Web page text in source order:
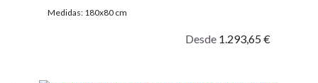
Medidas: 180x80 cm
Desde 1.293,65 €